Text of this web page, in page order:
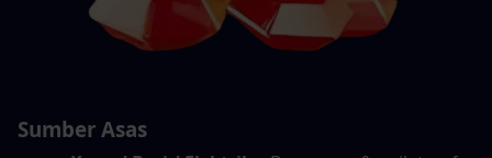
Sumber Asas